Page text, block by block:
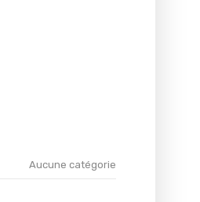
Aucune catégorie